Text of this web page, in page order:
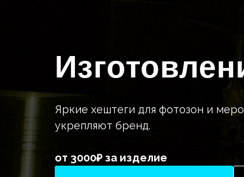
Яркие хештеги для фотозон и
укрепляют бренд.
от 3000₽ за изделие